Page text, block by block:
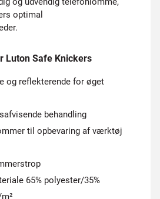
optimal
Luton Safe Knickers
og reflekterende for øget
behandling
til opbevaring af værktøj
65% polyester/35%